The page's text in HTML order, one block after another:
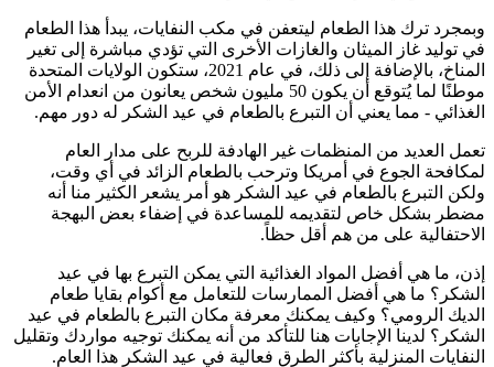
وبمجرد ترك هذا الطعام ليتعفن في مكب النفايات، يبدأ هذا الطعام
في توليد غاز الميثان والغازات الأخرى التي تؤدي مباشرة إلى تغير
المناخ، بالإضافة إلى ذلك، في عام 2021، ستكون الولايات المتحدة
موطنًا لما يُتوقع أن يكون 50 مليون شخص يعانون من انعدام الأمن
الغذائي - مما يعني أن التبرع بالطعام في عيد الشكر له دور مهم.
تعمل العديد من المنظمات غير الهادفة للربح على مدار العام
لمكافحة الجوع في أمريكا وترحب بالطعام الزائد في أي وقت،
ولكن التبرع بالطعام في عيد الشكر هو أمر يشعر الكثير منا أنه
مضطر بشكل خاص لتقديمه للمساعدة في إضفاء بعض البهجة
الاحتفالية على من هم أقل حظاً.
إذن، ما هي أفضل المواد الغذائية التي يمكن التبرع بها في عيد
الشكر؟ ما هي أفضل الممارسات للتعامل مع أكوام بقايا طعام
الديك الرومي؟ وكيف يمكنك معرفة مكان التبرع بالطعام في عيد
الشكر؟ لدينا الإجابات هنا للتأكد من أنه يمكنك توجيه مواردك وتقليل
النفايات المنزلية بأكثر الطرق فعالية في عيد الشكر هذا العام.